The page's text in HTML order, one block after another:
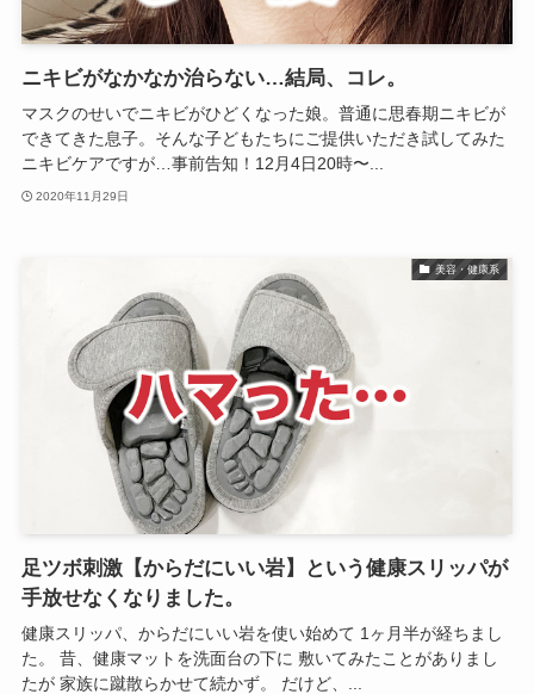
ニキビがなかなか治らない…結局、コレ。
マスクのせいでニキビがひどくなった娘。普通に思春期ニキビが
できてきた息子。そんな子どもたちにご提供いただき試してみた
ニキビケアですが…事前告知！12月4日20時〜...
2020年11月29日
美容・健康系
足ツボ刺激【からだにいい岩】という健康スリッパが
手放せなくなりました。
健康スリッパ、からだにいい岩を使い始めて 1ヶ月半が経ちまし
た。 昔、健康マットを洗面台の下に 敷いてみたことがありまし
たが 家族に蹴散らかせて続かず。 だけど、...